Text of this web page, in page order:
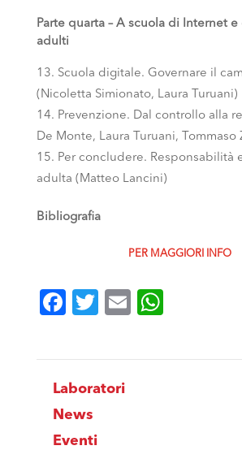
Parte quarta – A scuola di Internet
adulti
Scuola digitale. Governare il
(Nicoletta Simionato, Laura Turuani)
Prevenzione. Dal controllo alla
De Monte, Laura Turuani, Tommaso
Per concludere. Responsabilità
adulta (Matteo Lancini)
Bibliografia
PER MAGGIORI INFO
Facebook
Twitter
Email
Laboratori
News
Eventi